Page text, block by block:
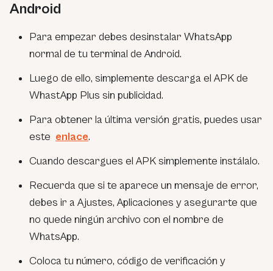
Android
Para empezar debes desinstalar WhatsApp
normal de tu terminal de Android.
Luego de ello, simplemente descarga el APK de
WhastApp Plus sin publicidad.
Para obtener la última versión gratis, puedes usar
este enlace.
Cuando descargues el APK simplemente instálalo.
Recuerda que si te aparece un mensaje de error,
debes ir a Ajustes, Aplicaciones y asegurarte que
no quede ningún archivo con el nombre de
WhatsApp.
Coloca tu número, código de verificación y